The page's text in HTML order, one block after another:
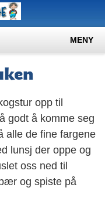
MENY
opp til
godt å komme seg
alle de fine fargene
lunsj der oppe og
oss ned til
og spiste på